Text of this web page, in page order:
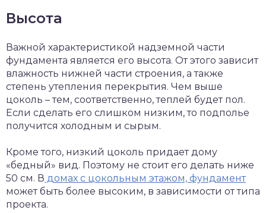
Высота
Важной характеристикой надземной части
фундамента является его высота. От этого зависит
влажность нижней части строения, а также
степень утепления перекрытия. Чем выше
цоколь – тем, соответственно, теплей будет пол.
Если сделать его слишком низким, то подполье
получится холодным и сырым.
Кроме того, низкий цоколь придает дому
«бедный» вид. Поэтому не стоит его делать ниже
50 см. В домах с цокольным этажом, фундамент
может быть более высоким, в зависимости от типа
проекта.